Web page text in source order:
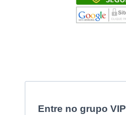
Entre no grupo VIP